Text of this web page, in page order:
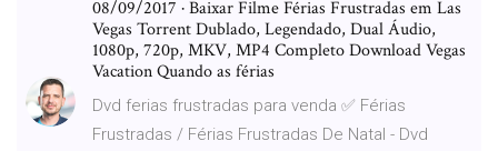
08/09/2017 · Baixar Filme Férias Frustradas em Las
Vegas Torrent Dublado, Legendado, Dual Áudio,
1080p, 720p, MKV, MP4 Completo Download Vegas
Vacation Quando as férias
Dvd ferias frustradas para venda ✅ Férias
Frustradas / Férias Frustradas De Natal - Dvd